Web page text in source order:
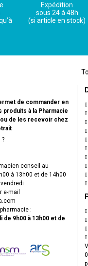
Expédition
sous 24 à 48h
(si article en stock)
de commander en
produits à la Pharmacie
ou de les recevoir chez
?
conseil au
à 13h00 et de 14h00
e-mail
:
de 9h00 à 13h00 et de